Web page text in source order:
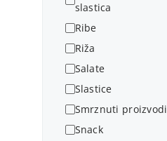
slastica
Ribe
Riža
Salate
Slastice
Smrznuti proizvodi
Snack